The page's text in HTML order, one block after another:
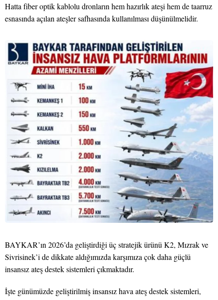
Hatta fiber optik kablolu dronların hem hazırlık ateşi hem de taarruz
esnasında açılan ateşler safhasında kullanılması düşünülmelidir.
BAYKAR’ın 2026’da geliştirdiği üç stratejik ürünü K2, Mızrak ve
Sivrisinek’i de dikkate aldığımızda karşımıza çok daha güçlü
insansız ateş destek sistemleri çıkmaktadır.
İşte günümüzde geliştirilmiş insansız hava ateş destek sistemleri,